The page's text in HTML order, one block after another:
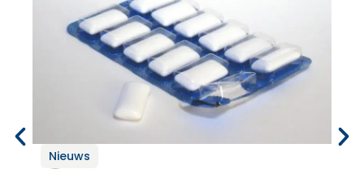
Nieuws